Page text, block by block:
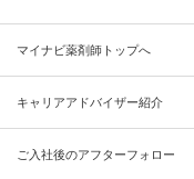
マイナビ薬剤師トップへ
キャリアアドバイザー紹介
ご入社後のアフターフォロー